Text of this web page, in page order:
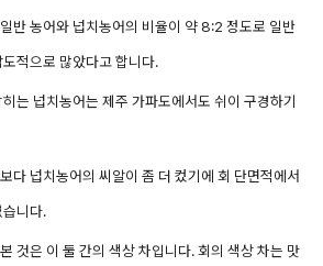
반 농어와 넙치농어의 비율이 약 8:2 정도로 일반
적으로 많았다고 합니다.
는 넙치농어는 제주 가파도에서도 쉬이 구경하기
다 넙치농어의 씨알이 좀 더 컸기에 회 단면적에서
니다.
것은 이 둘 간의 색상 차입니다. 회의 색상 차는 맛